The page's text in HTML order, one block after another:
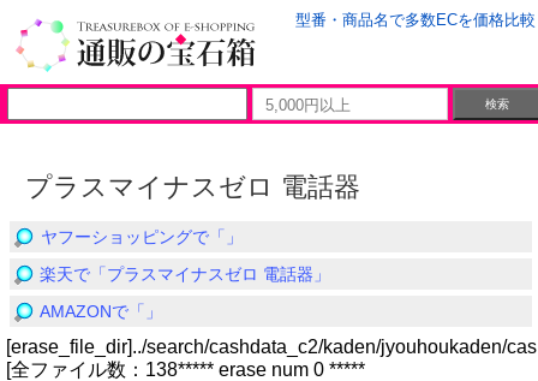
型番・商品名で多数ECを価格比
プラスマイナスゼロ 電話器
ヤフーショッピングで「」
楽天で「プラスマイナスゼロ 電話器」
AMAZONで「」
[erase_file_dir]../search/cashdata_c2/kaden/jyouhoukaden/
[全ファイル数：138***** erase num 0 *****